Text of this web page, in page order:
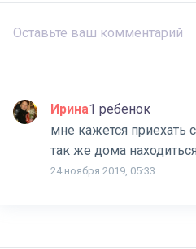
Ирина1 ребенок
мне кажется приехать
так же дома
24 ноября 2019, 05:33